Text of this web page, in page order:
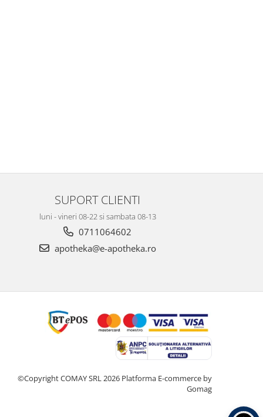
SUPORT CLIENTI
luni - vineri 08-22 si sambata 08-13
0711064602
apotheka@e-apotheka.ro
©Copyright COMAY SRL 2026 Platforma E-commerce by
Gomag